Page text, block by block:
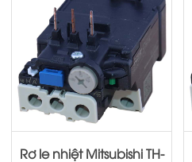
Rơ le nhiệt Mitsubishi TH-